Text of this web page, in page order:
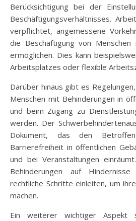
Berücksichtigung bei der
Beschäftigungsverhältnisses.
verpflichtet, angemessene
die Beschäftigung von Menschen
ermöglichen. Dies kann
Arbeitsplatzes oder flexible
Darüber hinaus gibt es
Menschen mit Behinderungen in
und beim Zugang zu
werden. Der
Dokument, das den
Barrierefreiheit in öffentlichen
und bei Veranstaltungen
Behinderungen auf
rechtliche Schritte einleiten, um
machen.
Ein weiterer wichtiger Aspekt